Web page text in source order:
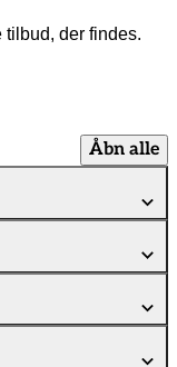
der findes.
Åbn alle